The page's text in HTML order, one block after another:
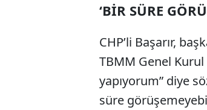
‘BİR SÜRE
CHP’li Başarır,
TBMM Genel Kurul
yapıyorum” diye
süre